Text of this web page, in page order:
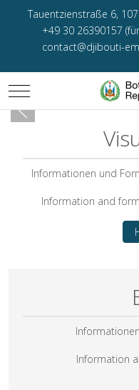
Tauentzienstraße 6,
+49 30 26390157
contact@djibouti-
Mobile Menu Toggle
Informationen und
Information and
Information